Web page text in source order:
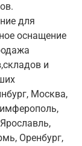
для
оснащение
и
Москва,
Оренбург,